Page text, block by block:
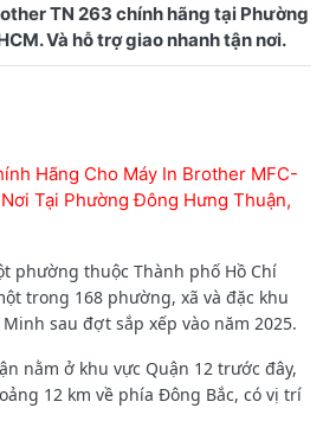
TN 263 chính hãng tại Phường
Hãng Cho Máy In Brother MFC-
Tại Phường Đông Hưng Thuận,
phường thuộc Thành phố Hồ Chí
trong 168 phường, xã và đặc khu
sau đợt sắp xếp vào năm 2025.
nằm ở khu vực Quận 12 trước đây,
12 km về phía Đông Bắc, có vị trí